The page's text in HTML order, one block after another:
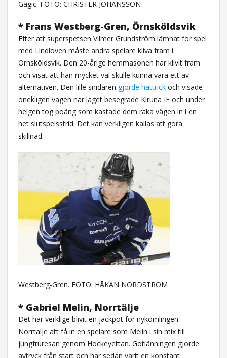
Gagic. FOTO: CHRISTER JOHANSSON
* Frans Westberg-Gren, Örnsköldsvik
Efter att superspetsen Vilmer Grundström lämnat för spel
med Lindlöven måste andra spelare kliva fram i
Örnsköldsvik. Den 20-årige hemmasonen har klivit fram
och visat att han mycket väl skulle kunna vara ett av
alternativen. Den lille snidaren gjorde hattrickoch visade
onekligen vägen när laget besegrade Kiruna IF och under
helgen tog poäng som kastade dem raka vägen in i en
het slutspelsstrid. Det kan verkligen kallas att göra
skillnad.
Westberg-Gren. FOTO: HÅKAN NORDSTRÖM
* Gabriel Melin, Norrtälje
Det har verklige blivit en jackpot för nykomlingen
Norrtälje att få in en spelare som Melin i sin mix till
jungfruresan genom Hockeyettan. Gotlänningen gjorde
avtryck från start och har sedan varit en konstant